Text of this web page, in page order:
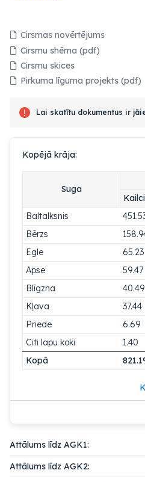
Cirsmas novērtējums
Cirsmu shēma (pdf)
Cirsmu skices
Pirkuma līguma projekts (pdf)
Lai skatītu dokumentus ir
Kopējā krāja:
Suga
Baltalksnis
Bērzs
Egle
65.23
Apse
59.47
Blīgzna
40.49
Kļava
37.44
Priede
6.69
Citi lapu koki
1.40
Kopā
Attālums līdz AGK1:
Attālums līdz AGK2: